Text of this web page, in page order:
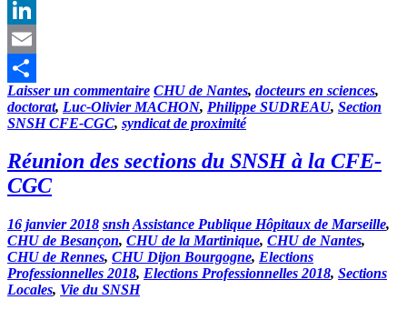
Facebook
LinkedIn
Email
Partager
Laisser un commentaire CHU de Nantes, docteurs en sciences,
doctorat, Luc-Olivier MACHON, Philippe SUDREAU, Section
SNSH CFE-CGC, syndicat de proximité
Réunion des sections du SNSH à la CFE-
CGC
16 janvier 2018 snsh Assistance Publique Hôpitaux de Marseille,
CHU de Besançon, CHU de la Martinique, CHU de Nantes,
CHU de Rennes, CHU Dijon Bourgogne, Elections
Professionnelles 2018, Elections Professionnelles 2018, Sections
Locales, Vie du SNSH